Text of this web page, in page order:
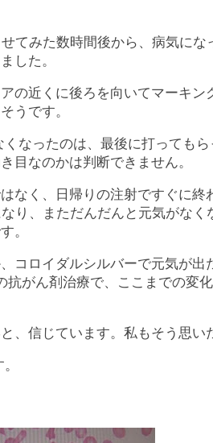
てみた数時間後から、病気にな
した。
の近くに後ろを向いてマーキン
うです。
なったのは、最後に打ってもら
目なのかは判断できません。
なく、日帰りの注射ですぐに終
り、まただんだんと元気がなく
。
コロイダルシルバーで元気が出
がん剤治療で、ここまでの変
、信じています。私もそう思い